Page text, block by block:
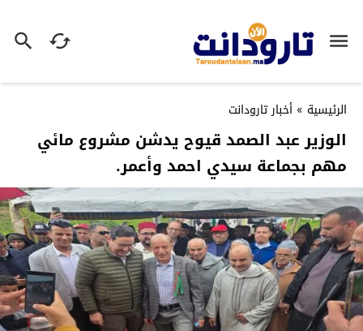
الرئيسية » أخبار تارودانت
الوزير عبد الصمد قيوح يدشن مشروع مائي
مهم بجماعة سيدي احمد وأعمر.